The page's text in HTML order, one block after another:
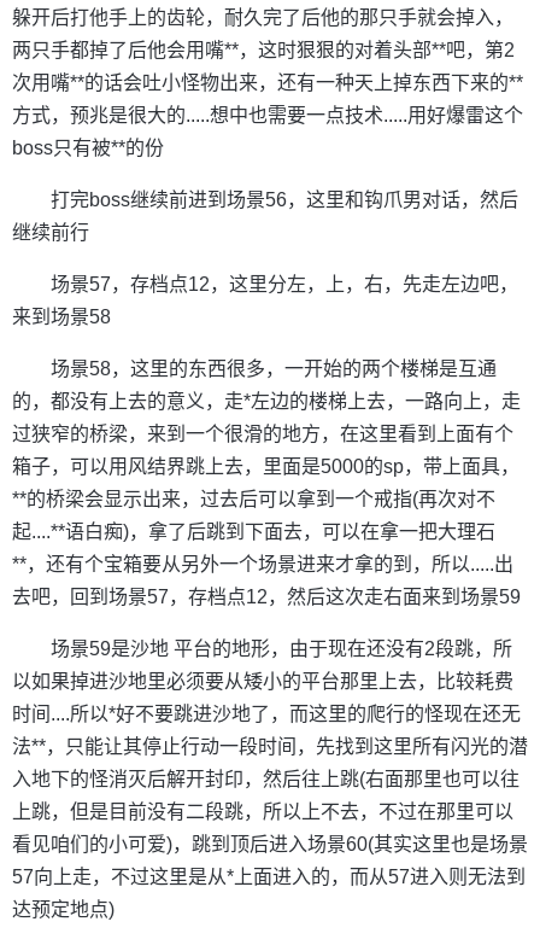
躲开后打他手上的齿轮，耐久完了后他的那只手就会掉入，
两只手都掉了后他会用嘴**，这时狠狠的对着头部**吧，第2
次用嘴**的话会吐小怪物出来，还有一种天上掉东西下来的**
方式，预兆是很大的.....想中也需要一点技术.....用好爆雷这个
boss只有被**的份
打完boss继续前进到场景56，这里和钩爪男对话，然后
继续前行
场景57，存档点12，这里分左，上，右，先走左边吧，
来到场景58
场景58，这里的东西很多，一开始的两个楼梯是互通
的，都没有上去的意义，走*左边的楼梯上去，一路向上，走
过狭窄的桥梁，来到一个很滑的地方，在这里看到上面有个
箱子，可以用风结界跳上去，里面是5000的sp，带上面具，
**的桥梁会显示出来，过去后可以拿到一个戒指(再次对不
起....**语白痴)，拿了后跳到下面去，可以在拿一把大理石
**，还有个宝箱要从另外一个场景进来才拿的到，所以.....出
去吧，回到场景57，存档点12，然后这次走右面来到场景59
场景59是沙地 平台的地形，由于现在还没有2段跳，所
以如果掉进沙地里必须要从矮小的平台那里上去，比较耗费
时间....所以*好不要跳进沙地了，而这里的爬行的怪现在还无
法**，只能让其停止行动一段时间，先找到这里所有闪光的潜
入地下的怪消灭后解开封印，然后往上跳(右面那里也可以往
上跳，但是目前没有二段跳，所以上不去，不过在那里可以
看见咱们的小可爱)，跳到顶后进入场景60(其实这里也是场景
57向上走，不过这里是从*上面进入的，而从57进入则无法到
达预定地点)